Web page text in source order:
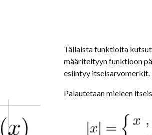
Tällaista funktioita
määriteltyyn funktioon
esiintyy itseisarvomerkit.
Palautetaan mieleen